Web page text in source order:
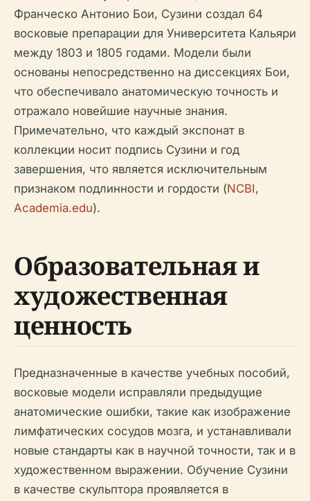
Франческо Антонио Бои, Сузини создал 64
восковые препарации для Университета Кальяри
между 1803 и 1805 годами. Модели были
основаны непосредственно на диссекциях Бои,
что обеспечивало анатомическую точность и
отражало новейшие научные знания.
Примечательно, что каждый экспонат в
коллекции носит подпись Сузини и год
завершения, что является исключительным
признаком подлинности и гордости (NCBI,
Academia.edu).
Образовательная и
художественная
ценность
Предназначенные в качестве учебных пособий,
восковые модели исправляли предыдущие
анатомические ошибки, такие как изображение
лимфатических сосудов мозга, и устанавливали
новые стандарты как в научной точности, так и в
художественном выражении. Обучение Сузини
в качестве скульптора проявляется в